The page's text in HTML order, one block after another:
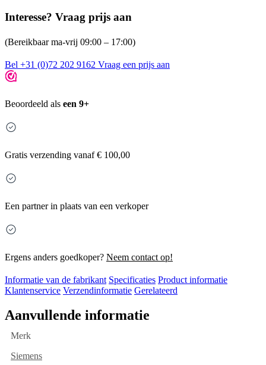
Interesse? Vraag prijs aan
(Bereikbaar ma-vrij 09:00 – 17:00)
Bel +31 (0)72 202 9162 Vraag een prijs aan
Beoordeeld als een 9+
Gratis verzending vanaf € 100,00
Een partner in plaats van een verkoper
Ergens anders goedkoper? Neem contact op!
Informatie van de fabrikant Specificaties Product informatie
Klantenservice Verzendinformatie Gerelateerd
Aanvullende informatie
Merk
Siemens